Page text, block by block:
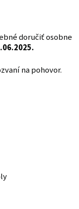
doručiť osobne
na pohovor.